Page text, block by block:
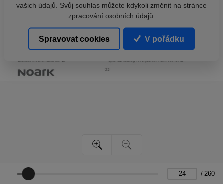
/ 260
vašich údajů. Svůj souhlas můžete kdykoli změnit na stránce
zpracování osobních údajů.
Spravovat cookies V pořádku